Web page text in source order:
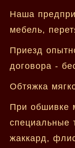
Наша
мебель,
Приезд
договора -
Обтяжка
При обшивке
специальные
жаккард,